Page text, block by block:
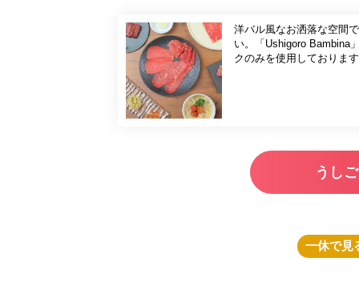
洋バル風なお洒落な空間
い。「Ushigoro Bambina
クのみを使用しておりま
うし
一休で見